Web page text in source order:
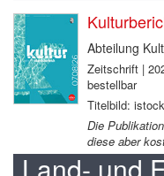
Abteilung
Zeitschrift |
bestellbar
Titelbild: istock
Die
diese aber